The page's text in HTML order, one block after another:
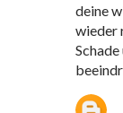
deine
wieder